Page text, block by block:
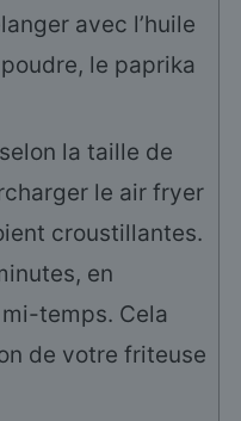
avec l’huile
poudre, le paprika
la taille de
le air fryer
croustillantes.
en
temps. Cela
de votre friteuse